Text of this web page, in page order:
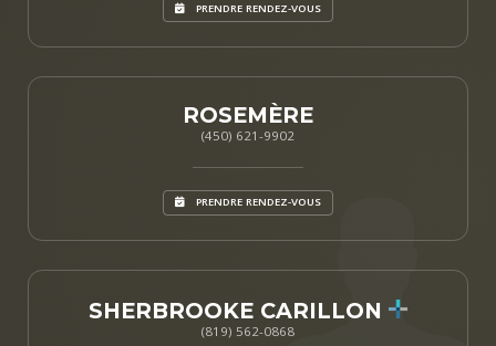
PRENDRE RENDEZ-VOUS
ROSEMÈRE
(450) 621-9902
PRENDRE RENDEZ-VOUS
SHERBROOKE CARILLON
(819) 562-0868